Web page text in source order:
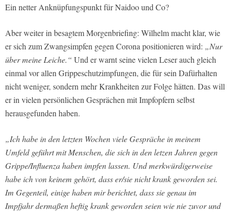
Ein netter Anknüpfungspunkt für Naidoo und Co?
Aber weiter in besagtem Morgenbriefing: Wilhelm macht klar, wie
er sich zum Zwangsimpfen gegen Corona positionieren wird: „Nur
über meine Leiche.“ Und er warnt seine vielen Leser auch gleich
einmal vor allen Grippeschutzimpfungen, die für sein Dafürhalten
nicht weniger, sondern mehr Krankheiten zur Folge hätten. Das will
er in vielen persönlichen Gesprächen mit Impfopfern selbst
herausgefunden haben.
„Ich habe in den letzten Wochen viele Gespräche in meinem
Umfeld geführt mit Menschen, die sich in den letzen Jahren gegen
Grippe/Influenza haben impfen lassen. Und merkwürdigerweise
habe ich von keinem gehört, dass er/sie nicht krank geworden sei.
Im Gegenteil, einige haben mir berichtet, dass sie genau im
Impfjahr dermaßen heftig krank geworden seien wie nie zuvor und